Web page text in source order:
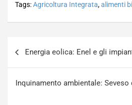
Tags:Agricoltura Integrata,alimenti
articoli
Energia eolica: Enel e gli
Inquinamento ambientale: